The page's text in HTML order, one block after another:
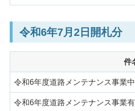
令和6年7月2日開札分
件
令和6年度道路メンテナンス事業
令和6年度道路メンテナンス事業